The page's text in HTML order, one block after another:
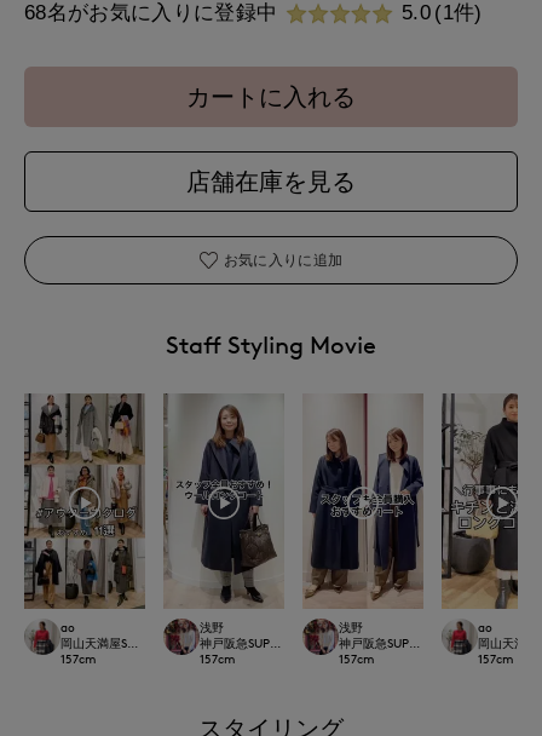
68名がお気に入りに登録中 5.0 (1件)
カートに入れる
店舗在庫を見る
お気に入りに追加
Staff Styling Movie
ao
岡山天満屋SUPERIORCLOSET
157cm
浅野
神戸阪急SUPERIORCLOSET
157cm
浅野
神戸阪急SUPERIORCLOSET
157cm
ao
岡山天満屋
157cm
スタイリング